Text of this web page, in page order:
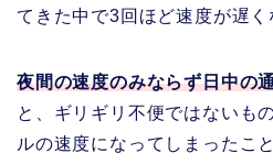
てきた中で3回ほど速度が遅く
夜間の速度のみならず日中の
と、ギリギリ不便ではないも
ルの速度になってしまったこ